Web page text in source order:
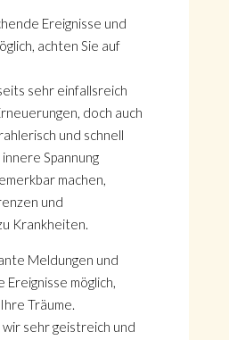
Ereignisse und
achten Sie auf
sehr einfallsreich
doch auch
und schnell
Spannung
machen,
und
Krankheiten.
Meldungen und
möglich,
Träume.
sehr geistreich und